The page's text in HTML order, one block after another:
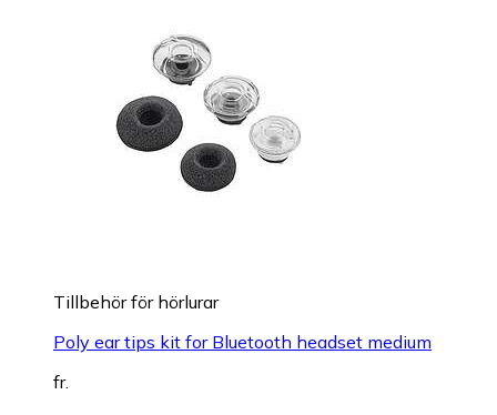
Tillbehör för hörlurar
Poly ear tips kit for Bluetooth headset medium
fr.